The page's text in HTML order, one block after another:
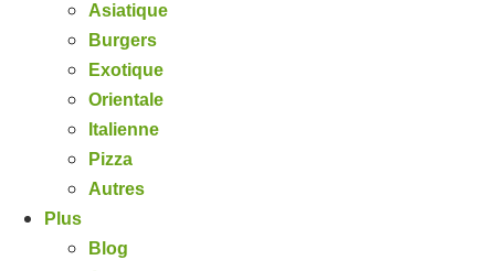
Asiatique
Burgers
Exotique
Orientale
Italienne
Pizza
Autres
Plus
Blog